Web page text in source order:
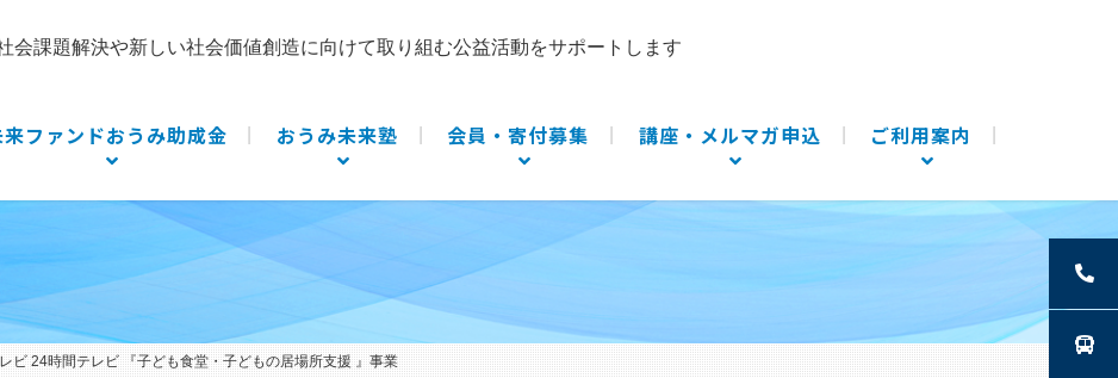
会課題解決や新しい社会価値創造に向けて取り組む公益活動をサポートします
ファンドおうみ助成金 おうみ未来塾 会員・寄付募集 講座・メルマガ申込 ご利用案内
ビ 24時間テレビ 『子ども食堂・子どもの居場所支援 』事業